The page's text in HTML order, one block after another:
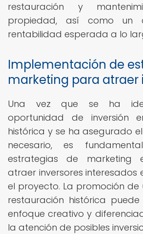
restauración y
propiedad, así como un
rentabilidad esperada a lo
Implementación de
marketing para atraer
Una vez que se ha
oportunidad de inversión
histórica y se ha asegurado
necesario, es
estrategias de marketing
atraer inversores interesados
el proyecto. La promoción
restauración histórica
enfoque creativo y
la atención de posibles